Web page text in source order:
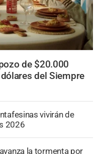
de $20.000
del Siempre
vivirán de
2026
la tormenta por